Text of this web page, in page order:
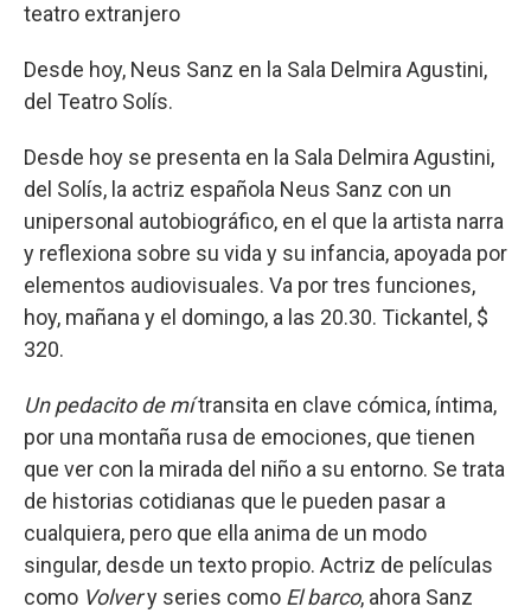
teatro extranjero
Desde hoy, Neus Sanz en la Sala Delmira Agustini,
del Teatro Solís.
Desde hoy se presenta en la Sala Delmira Agustini,
del Solís, la actriz española Neus Sanz con un
unipersonal autobiográfico, en el que la artista narra
y reflexiona sobre su vida y su infancia, apoyada por
elementos audiovisuales. Va por tres funciones,
hoy, mañana y el domingo, a las 20.30. Tickantel, $
320.
Un pedacito de mítransita en clave cómica, íntima,
por una montaña rusa de emociones, que tienen
que ver con la mirada del niño a su entorno. Se trata
de historias cotidianas que le pueden pasar a
cualquiera, pero que ella anima de un modo
singular, desde un texto propio. Actriz de películas
como Volvery series como El barco, ahora Sanz